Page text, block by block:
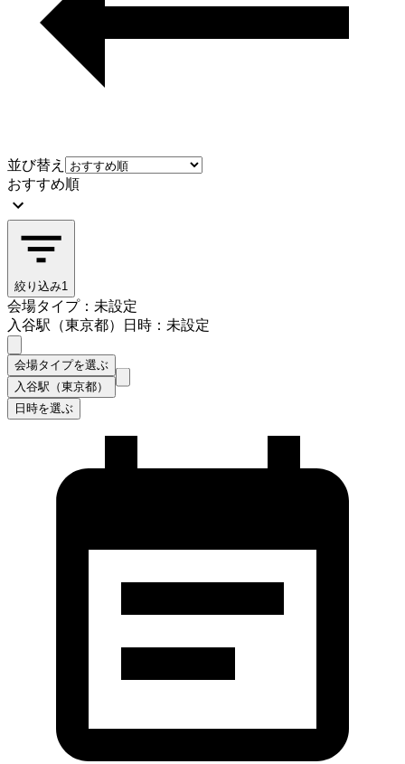
並び替え
おすすめ順
絞り込み1
会場タイプ：未設定
入谷駅（東京都）
日時：未設定
会場タイプを選ぶ
入谷駅（東京都）
日時を選ぶ